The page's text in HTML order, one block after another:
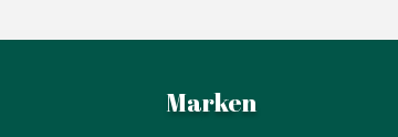
Marken